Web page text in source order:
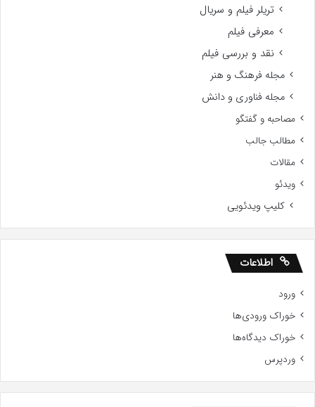
تریلر فیلم و سریال
معرفی فیلم
نقد و بررسی فیلم
مجله فرهنگ و هنر
مجله فناوری و دانش
مصاحبه و گفتگو
مطالب جالب
مقالات
ویدئو
کلیپ ویدئویی
اطلاعات
ورود
خوراک ورودی‌ها
خوراک دیدگاه‌ها
وردپرس